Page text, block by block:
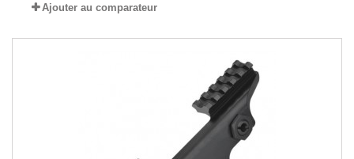
Ajouter au comparateur